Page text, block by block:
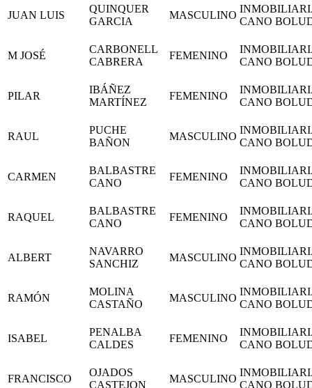
JUAN LUIS
QUINQUER
GARCIA
MASCULINO
CANO
M JOSÉ
CARBONELL
CABRERA
FEMENINO
CANO
PILAR
IBÁÑEZ
MARTÍNEZ
FEMENINO
CANO
RAUL
PUCHE
BAÑON
MASCULINO
CANO
CARMEN
BALBASTRE
CANO
FEMENINO
CANO
RAQUEL
BALBASTRE
CANO
FEMENINO
CANO
ALBERT
NAVARRO
SANCHIZ
MASCULINO
CANO
RAMÓN
MOLINA
CASTAÑO
MASCULINO
CANO
ISABEL
PENALBA
CALDES
FEMENINO
CANO
FRANCISCO
OJADOS
CASTEJON
MASCULINO
CANO